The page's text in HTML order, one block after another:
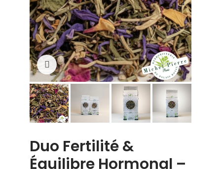
Click to enlarge
Duo Fertilité &
Équilibre Hormonal –